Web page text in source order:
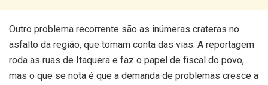
Outro problema recorrente são as inúmeras crateras no
asfalto da região, que tomam conta das vias. A reportagem
roda as ruas de Itaquera e faz o papel de fiscal do povo,
mas o que se nota é que a demanda de problemas cresce a